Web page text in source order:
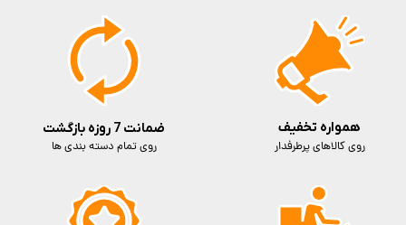
ضمانت 7 روزه بازگشت
روی تمام دسته بندی ها
همواره تخفیف
روی کالاهای پرطرفدار